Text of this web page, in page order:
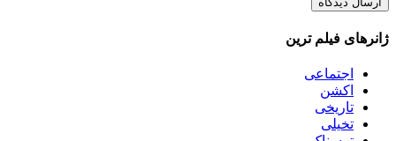
ژانرهای فیلم ترین
اجتماعی
اکشن
تاریخی
تخیلی